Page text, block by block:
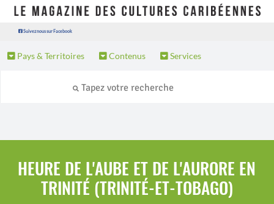
Suivez nous sur Facebook
Pays & Territoires Contenus Services
HEURE DE L'AUBE ET DE L'AURORE EN
TRINITÉ (TRINITÉ-ET-TOBAGO)